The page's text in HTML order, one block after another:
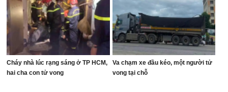
Cháy nhà lúc rạng sáng ở TP HCM,
hai cha con tử vong
Va chạm xe đầu kéo, một người tử
vong tại chỗ